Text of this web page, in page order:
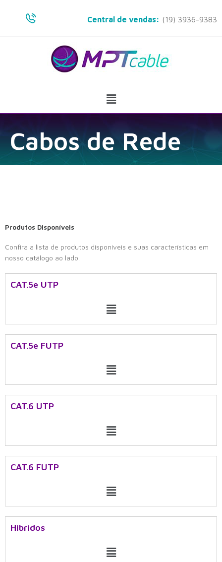
conteúdo
Central de vendas: (19) 3936-9383
Menu
Cabos de Rede
Produtos Disponíveis
Confira a lista de produtos disponíveis e suas características em
nosso catálogo ao lado.
CAT.5e UTP
Menu
CAT.5e FUTP
Menu
CAT.6 UTP​
Menu
CAT.6 FUTP
Menu
Hibridos
Menu